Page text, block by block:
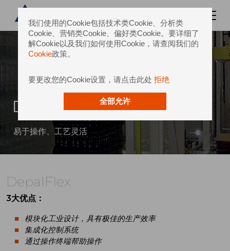
我们使用的Cookie包括技术类Cookie、分析类
Cookie、营销类Cookie、偏好类Cookie。要详细了
解Cookie以及我们如何使用Cookie，请查阅我们的
Cookie政策。
要更改您的Cookie设置，请点击此处 拒绝
全部允许
DepalFlex
易于操作、工艺灵活
DepalFlex
3大优点：
模块化工业设计，具有极佳的生产效率
集成化控制系统
通过操作终端帮助操作